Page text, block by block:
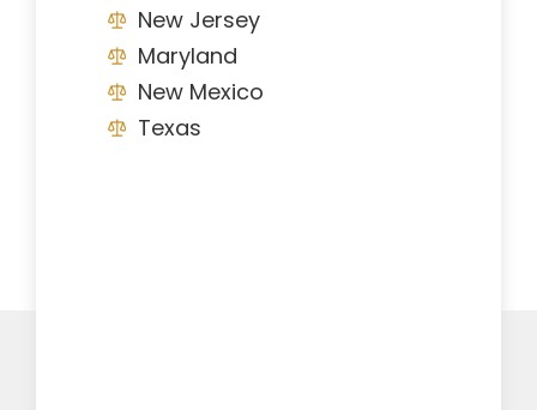
New Jersey
Maryland
New Mexico
Texas